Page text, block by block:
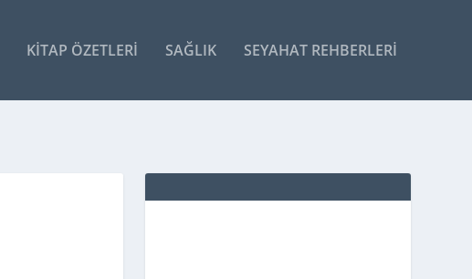
KITAP ÖZETLERI SAĞLIK SEYAHAT REHBERLERI